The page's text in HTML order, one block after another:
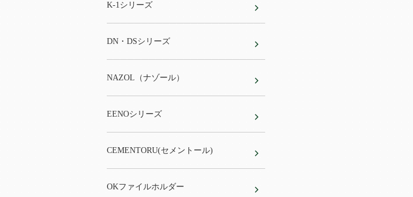
K-1シリーズ
DN・DSシリーズ
NAZOL（ナゾール）
EENOシリーズ
CEMENTORU(セメントール)
OKファイルホルダー